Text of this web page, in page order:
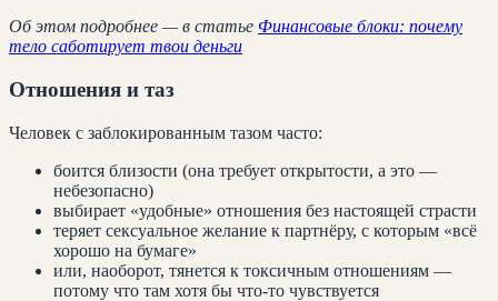
Об этом подробнее — в статье Финансовые блоки: почему
тело саботирует твои деньги
Отношения и таз
Человек с заблокированным тазом часто:
боится близости (она требует открытости, а это —
небезопасно)
выбирает «удобные» отношения без настоящей страсти
теряет сексуальное желание к партнёру, с которым «всё
хорошо на бумаге»
или, наоборот, тянется к токсичным отношениям —
потому что там хотя бы что-то чувствуется